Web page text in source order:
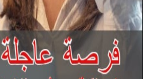
آخر الإعلانات